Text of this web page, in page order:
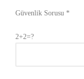
Güvenlik Sorusu *
2+2=?